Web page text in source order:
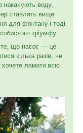
накачують воду,
ставлять вище
для фонтану і тоді
тріумфу.
те, що насос — це
кілька разів, чи
хочете ламати всю